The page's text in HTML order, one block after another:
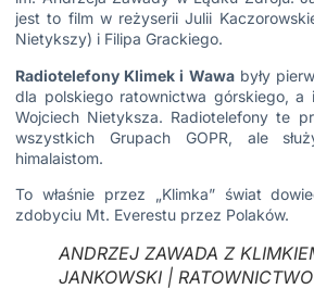
jest to film w reżyserii Julii
Nietykszy) i Filipa Grackiego.
Radiotelefony Klimek i Wawabyły
dla polskiego ratownictwa górskiego, a
Wojciech Nietyksza. Radiotelefony te
wszystkich Grupach GOPR, ale
himalaistom.
To właśnie przez „Klimka” świat
zdobyciu Mt. Everestu przez Polaków.
ANDRZEJ ZAWADA Z
JANKOWSKI |